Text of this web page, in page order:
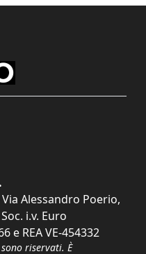
Alessandro Poerio,
i.v. Euro
e REA VE-454332
riservati. È